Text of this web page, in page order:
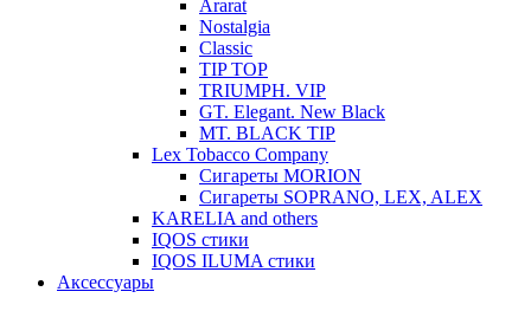
Ararat
Nostalgia
Classic
TIP TOP
TRIUMPH. VIP
GT. Elegant. New Black
MT. BLACK TIP
Lex Tobacco Company
Сигареты MORION
Сигареты SOPRANO, LEX, ALEX
KARELIA and others
IQOS стики
IQOS ILUMA стики
Аксессуары